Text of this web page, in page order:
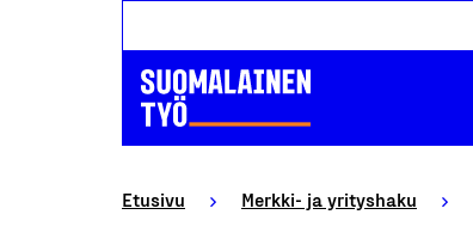
Etusivu Merkki- ja yrityshaku